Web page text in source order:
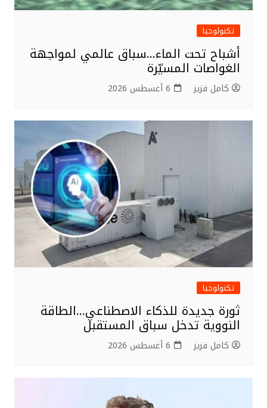
تكنولوجيا
أشباح تحت الماء…سباق عالمي لمواجهة
الغواصات المسيّرة
كامل فزيز 6 أغسطس 2026
تكنولوجيا
ثورة جديدة للذكاء الاصطناعي…الطاقة
النووية تدخل سباق المستقبل
كامل فزيز 6 أغسطس 2026